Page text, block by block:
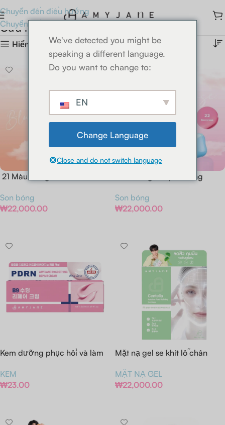
Chuyển đến điều hướng
Chuyển đến nội dung chính
Cửa hàng
Hiển thị cột
21 Màu Hồng Đào
Son bóng
₩22,000.00
Hoa hồng 22 quả mọng
Son bóng
₩22,000.00
Kem dưỡng phục hồi và làm
KEM
₩23.00
Mặt nạ gel se khít lỗ chân
Jane (Hộp/Miếng)
MẶT NẠ GEL
₩22,000.00
We've detected you might be
speaking a different language.
Do you want to change to:
EN
Change Language
Close and do not switch language